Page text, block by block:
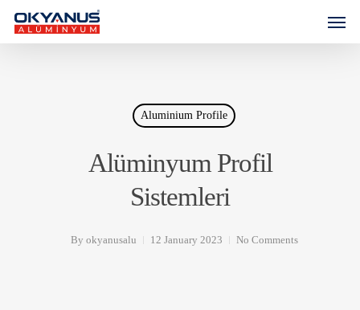
Aluminium Profile
Alüminyum Profil
Sistemleri
By okyanusalu 12 January 2023 No Comments